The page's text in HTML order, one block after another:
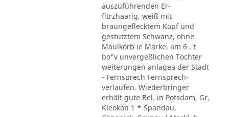
auszuführenden Er-
fitrzhaarig, weiß mit
braungeflecktem Kopf und
gestutztem Schwanz, ohne
Maulkorb ie Marke, am 6 . t
bo"v unvergeßlichen Tochter
weiterungen anlagea der Stadt
- Fernsprech Fernsprech-
verlaufen. Wiederbringer
erhält gute Bel. in Potsdam, Gr.
Kleokon 1 * Spandau,